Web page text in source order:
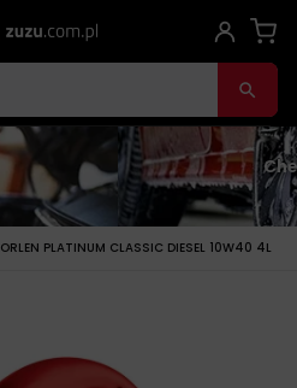
ORLEN PLATINUM CLASSIC DIESEL 10W40 4L